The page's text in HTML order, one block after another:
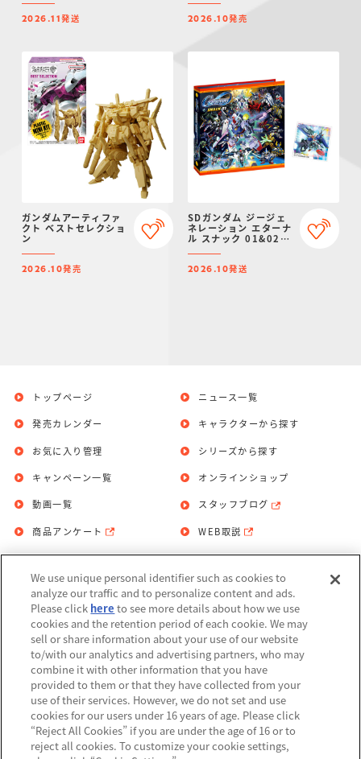
限定】
2026.11発送 2026.10発売
ガンダムアーティファ
クト ベストセレクショ
ン
2026.10発売
SDガンダム ジージェ
ネレーション エターナ
ル スナック 01&02
レミアムバンダイ限
定】
2026.10発送
トップページ
発売カレンダー
お気に入り管理
ニュース一覧
キャラクターから探す
シリーズから探す
キャンペーン一覧
動画一覧
商品アンケート
オンラインショップ
スタッフブログ
WEB取説
お問い合わせ 個人情報保護方針
利用規約
Do Not Sell or Share My Personal
Information
アレルギー情報
We use unique personal identifier such as cookies to
analyze our traffic and to personalize content and ads.
Please click here to see more details about how we use
cookies and the retention period of each cookie. We may
sell or share information about your use of our website
to/with our analytics and advertising partners, who may
combine it with other information that you have
provided to them or that they have collected from your
use of their services. However, we do not set and use
cookies for our users under 16 years of age. Please click
“Reject All Cookies” if you are under the age of 16 or to
reject all cookies. To customize your cookie settings,